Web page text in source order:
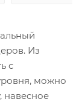
Из
с
можно
навесное